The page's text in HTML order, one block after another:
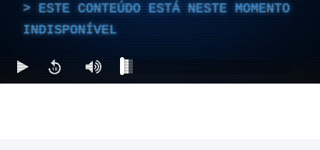
ESTE CONTEÚDO ESTÁ NESTE MOMENTO
INDISPONÍVEL